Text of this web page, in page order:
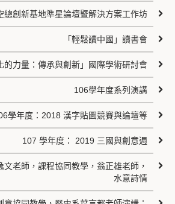
總創新基地準星論壇暨解決方案工作坊
「輕鬆讀中國」讀書會
的力量：傳承與創新」國際學術研討會
106學年度系列演講
學年度：2018 漢字貼圖競賽與論壇等
107 學年度： 2019 三國與創意週
老師，課程協同教學，翁正雄老師，
水意詩情